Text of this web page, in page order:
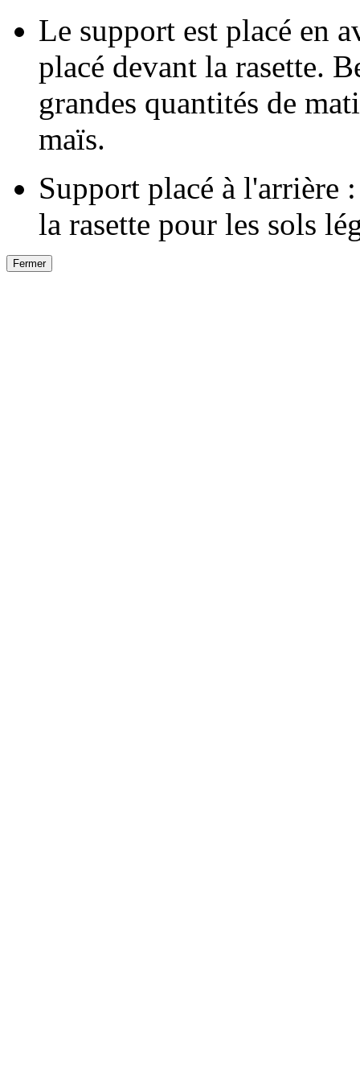
Le support est placé en
placé devant la rasette.
grandes quantités de
maïs.
Support placé à l'arrière
la rasette pour les sols
Fermer